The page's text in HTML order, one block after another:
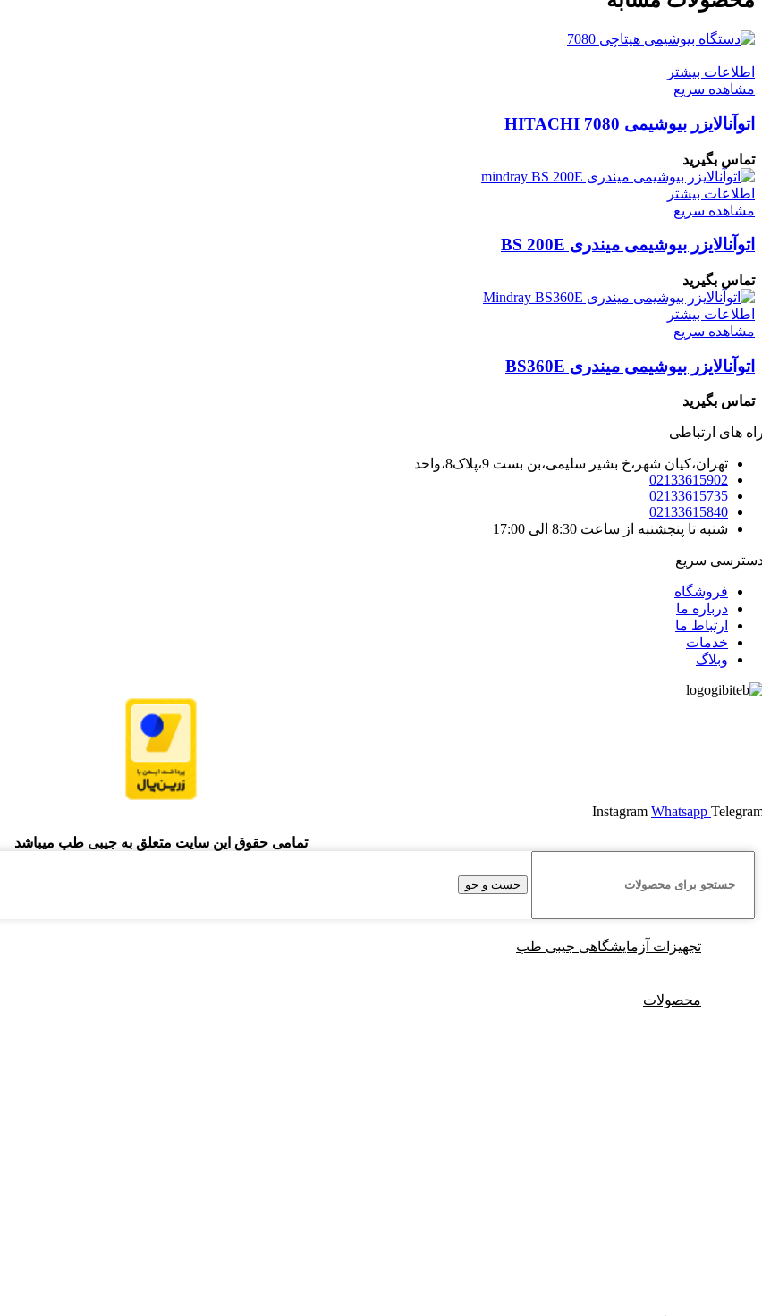
اطلاعات بیشتر
مشاهده سریع
اتوآنالایزر بیوشیمی 7080 HITACHI
تماس بگیرید
اطلاعات بیشتر
مشاهده سریع
اتوآنالایزر بیوشیمی میندری BS 200E
تماس بگیرید
اطلاعات بیشتر
مشاهده سریع
اتوآنالایزر بیوشیمی میندری BS360E
تماس بگیرید
های ارتباطی
تهران،کیان شهر،خ بشیر سلیمی،بن بست 9،پلاک8،واحد
02133615902
02133615735
02133615840
شنبه تا پنجشنبه از ساعت 8:30 الی 17:00
سریع
فروشگاه
درباره ما
ارتباط ما
خدمات
وبلاگ
Instagram Whatsapp
تمامی حقوق این سایت متعلق به جیبی طب میباشد
جست و جو
تجهیزات آزمایشگاهی جیبی طب
محصولات